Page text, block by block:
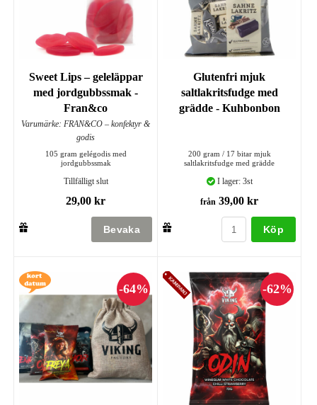
Sweet Lips – geleläppar
med jordgubbssmak -
Fran&co
Varumärke: FRAN&CO – konfektyr &
godis
105 gram gelégodis med
jordgubbssmak
Tillfälligt slut
29,00 kr
Glutenfri mjuk
saltlakritsfudge med
grädde - Kuhbonbon
200 gram / 17 bitar mjuk
saltlakritsfudge med grädde
I lager: 3st
från 39,00 kr
Köp